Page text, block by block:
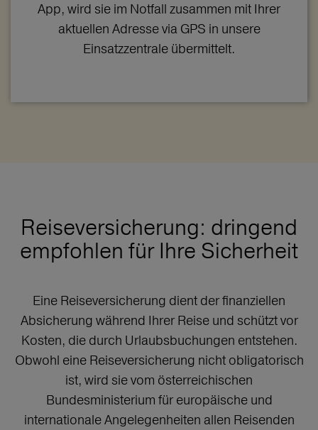
App, wird sie im Notfall zusammen mit Ihrer
aktuellen Adresse via GPS in unsere
Einsatzzentrale übermittelt.
Reiseversicherung: dringend
empfohlen für Ihre Sicherheit
Eine Reiseversicherung dient der finanziellen
Absicherung während Ihrer Reise und schützt vor
Kosten, die durch Urlaubsbuchungen entstehen.
Obwohl eine Reiseversicherung nicht obligatorisch
ist, wird sie vom österreichischen
Bundesministerium für europäische und
internationale Angelegenheiten allen Reisenden